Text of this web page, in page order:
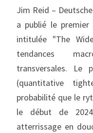
Jim Reid –
a publié le premier
intitulée "The
tendances
transversales.
(quantitative
probabilité que le
le début de
atterrissage en